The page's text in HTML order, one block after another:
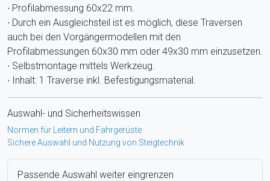
∙ Profilabmessung 60x22 mm.
∙ Durch ein Ausgleichsteil ist es möglich, diese Traversen
auch bei den Vorgängermodellen mit den
Profilabmessungen 60x30 mm oder 49x30 mm einzusetzen.
∙ Selbstmontage mittels Werkzeug.
∙ Inhalt: 1 Traverse inkl. Befestigungsmaterial.
Auswahl- und Sicherheitswissen
Normen für Leitern und Fahrgerüste
Sichere Auswahl und Nutzung von Steigtechnik
Passende Auswahl weiter eingrenzen